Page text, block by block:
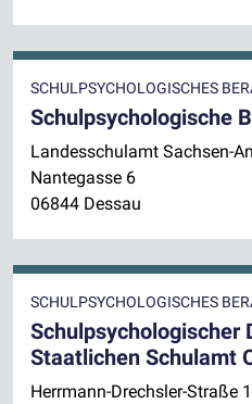
SCHULPSYCHOLOGISCHES
Schulpsychologische
Landesschulamt Sachsen-
Nantegasse 6
06844 Dessau
SCHULPSYCHOLOGISCHES
Schulpsychologischer
Staatlichen Schulamt
Herrmann-Drechsler-Straße 1